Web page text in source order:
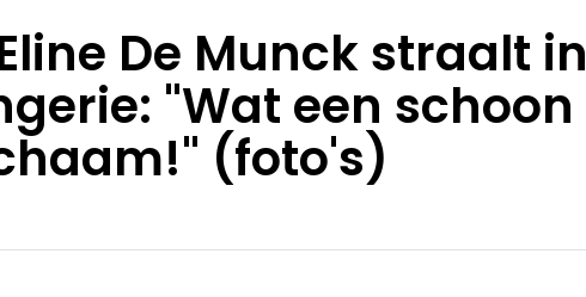
De Munck straalt in
"Wat een schoon
(foto's)